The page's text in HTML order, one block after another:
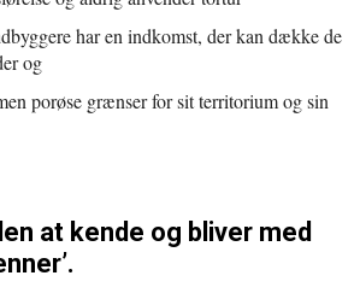
har en indkomst, der kan dække de
og
porøse grænser for sit territorium og sin
at kende og bliver med